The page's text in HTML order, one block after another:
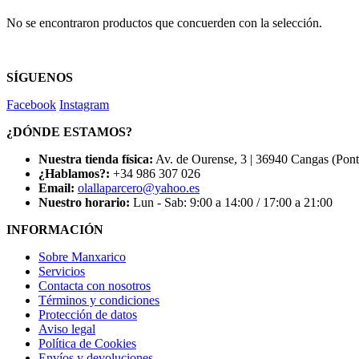
No se encontraron productos que concuerden con la selección.
SÍGUENOS
Facebook Instagram
¿DÓNDE ESTAMOS?
Nuestra tienda física: Av. de Ourense, 3 | 36940 Cangas
¿Hablamos?: +34 986 307 026
Email: olallaparcero@yahoo.es
Nuestro horario: Lun - Sab: 9:00 a 14:00 / 17:00 a 21:00
INFORMACIÓN
Sobre Manxarico
Servicios
Contacta con nosotros
Términos y condiciones
Protección de datos
Aviso legal
Política de Cookies